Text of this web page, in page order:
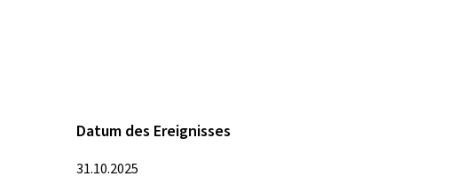
Datum des Ereignisses
31.10.2025